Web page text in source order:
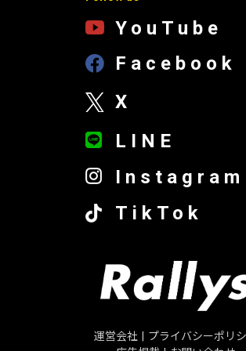
YouTube
Facebook
X
LINE
Instagram
TikTok
運営会社
プライバシーポリ